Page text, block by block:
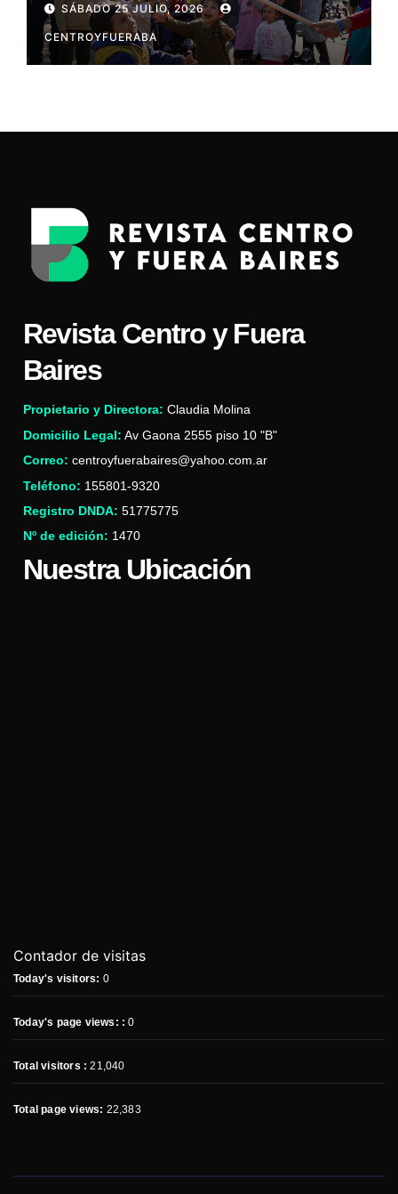
SÁBADO 25 JULIO, 2026
CENTROYFUERABA
Revista Centro y Fuera
Baires
Propietario y Directora: Claudia Molina
Domicilio Legal: Av Gaona 2555 piso 10 "B"
Correo: centroyfuerabaires@yahoo.com.ar
Teléfono: 155801-9320
Registro DNDA: 51775775
Nº de edición: 1470
Nuestra Ubicación
Contador de visitas
Today's visitors: 0
Today's page views: :0
Total visitors :21,040
Total page views: 22,383